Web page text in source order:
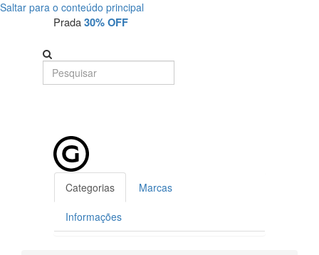
Saltar para o conteúdo principal
Prada30% OFF
Categorias Marcas
Informações